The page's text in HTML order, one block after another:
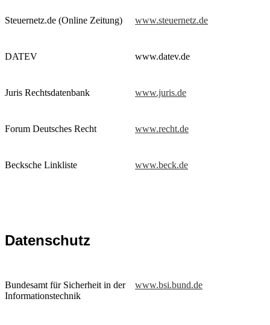
Steuernetz.de (Online Zeitung) www.steuernetz.de
DATEV www.datev.de
Juris Rechtsdatenbank www.juris.de
Forum Deutsches Recht www.recht.de
Becksche Linkliste www.beck.de
Datenschutz
Bundesamt für Sicherheit in der
Informationstechnik
www.bsi.bund.de